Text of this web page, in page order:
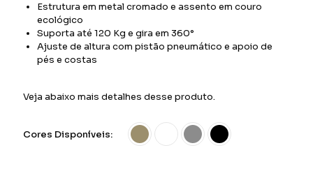
Estrutura em metal cromado e assento em couro
ecológico
Suporta até 120 Kg e gira em 360°
Ajuste de altura com pistão pneumático e apoio de
pés e costas
Veja abaixo mais detalhes desse produto.
Cores Disponíveis: